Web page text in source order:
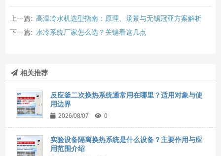
上一篇: 高温冷水机选型指南：原理、场景与无锡冠亚方案解析
下一篇: 水冷系统厂家怎么选？关键看这几点
相关推荐
反应釜二次换热系统通常用在哪里？适用对象与使
用边界
2026/08/07 0
实验设备隔离换热系统是什么设备？主要作用与应
用范围介绍